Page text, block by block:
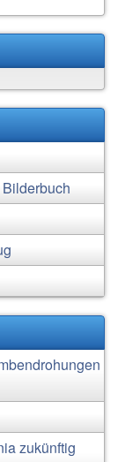
zukünftig